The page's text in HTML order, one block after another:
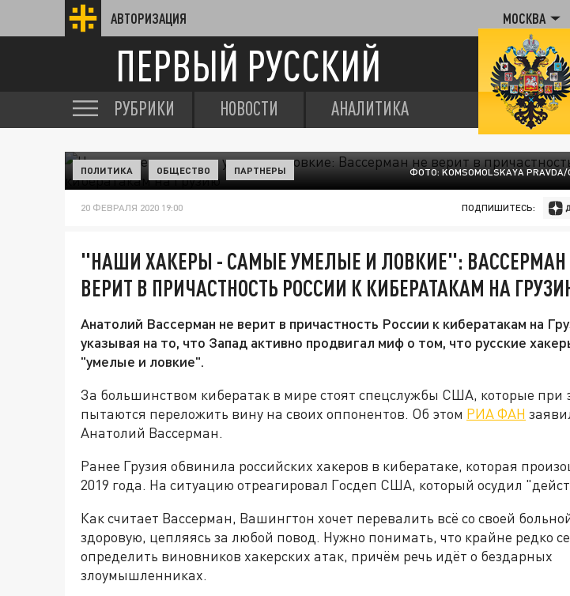
АВТОРИЗАЦИЯ МОСКВА
ПЕРВЫЙ РУССКИЙ
РУБРИКИ НОВОСТИ АНАЛИТИКА
ФОТО: KOMSOMOLSKAYA PRAVDA/
ПОЛИТИКА ОБЩЕСТВО ПАРТНЕРЫ
20 ФЕВРАЛЯ 2020 19:00 ПОДПИШИТЕСЬ:
"НАШИ ХАКЕРЫ - САМЫЕ УМЕЛЫЕ И ЛОВКИЕ": ВАССЕРМАН
ВЕРИТ В ПРИЧАСТНОСТЬ РОССИИ К КИБЕРАТАКАМ НА
Анатолий Вассерман не верит в причастность России к кибератакам на
указывая на то, что Запад активно продвигал миф о том, что русские
"умелые и ловкие".
За большинством кибератак в мире стоят спецслужбы США, которые при
пытаются переложить вину на своих оппонентов. Об этом РИА ФАН
Анатолий Вассерман.
Ранее Грузия обвинила российских хакеров в кибератаке, которая
2019 года. На ситуацию отреагировал Госдеп США, который осудил
Как считает Вассерман, Вашингтон хочет перевалить всё со своей
здоровую, цепляясь за любой повод. Нужно понимать, что крайне редко
определить виновников хакерских атак, причём речь идёт о бездарных
злоумышленниках.